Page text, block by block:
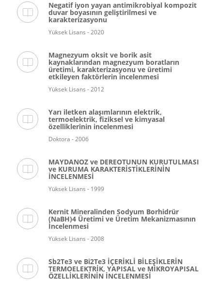
Negatif iyon yayan antimikrobiyal kompozit
duvar boyasının geliştirilmesi ve
karakterizasyonu
Yüksek Lisans - 2020
Magnezyum oksit ve borik asit
kaynaklarından magnezyum boratların
üretimi, karakterizasyonu ve üretimi
etkileyen faktörlerin incelenmesi
Yüksek Lisans - 2012
Yarı iletken alaşımlarının elektrik,
termoelektrik, fiziksel ve kimyasal
özelliklerinin incelenmesi
Doktora - 2006
MAYDANOZ ve DEREOTUNUN KURUTULMASI
ve KURUMA KARAKTERİSTİKLERİNİN
İNCELENMESİ
Yüksek Lisans - 1999
Kernit Mineralinden Sodyum Borhidrür
(NaBH)4 Üretimi ve Üretim Mekanizmasının
İncelenmesi
Yüksek Lisans - 2008
Sb2Te3 ve Bi2Te3 İÇERİKLİ BİLEŞİKLERİN
TERMOELEKTRİK, YAPISAL ve MİKROYAPISAL
ÖZELLİKLERİNİN İNCELENMESİ